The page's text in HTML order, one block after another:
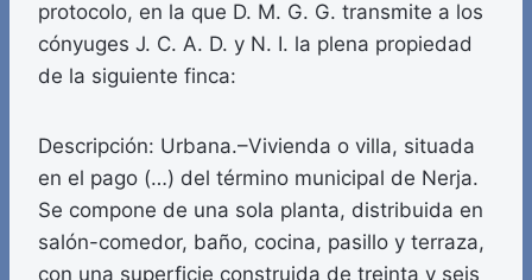
protocolo, en la que D. M. G. G. transmite a los
cónyuges J. C. A. D. y N. I. la plena propiedad
de la siguiente finca:
Descripción: Urbana.–Vivienda o villa, situada
en el pago (…) del término municipal de Nerja.
Se compone de una sola planta, distribuida en
salón-comedor, baño, cocina, pasillo y terraza,
con una superficie construida de treinta y seis